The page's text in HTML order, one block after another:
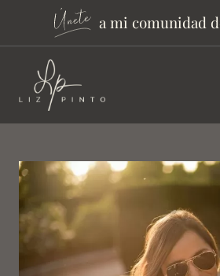
a mi comunidad